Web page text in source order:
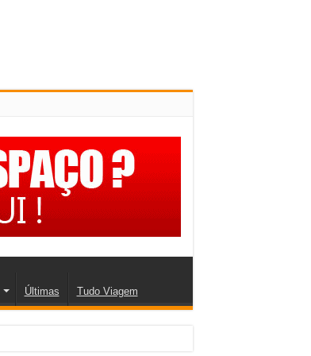
Últimas Tudo Viagem